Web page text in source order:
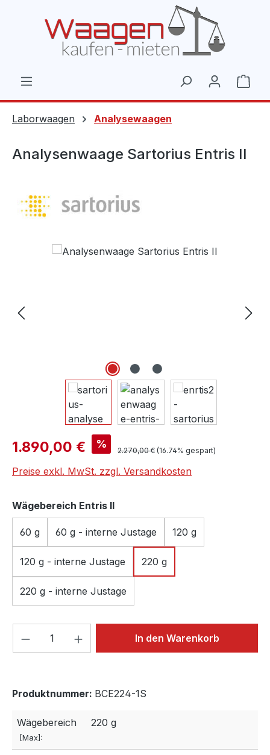
Laborwaagen Analysewaagen
Analysenwaage Sartorius Entris II
Bildergalerie überspringen
Verkaufspreis:
1.890,00 € % Regulärer Preis:
2.270,00 € (16.74% gespart)
Preise exkl. MwSt. zzgl. Versandkosten
Wägebereich Entris IIauswählen
60 g 60 g - interne Justage 120 g
120 g - interne Justage 220 g
220 g - interne Justage
Produkt Anzahl: Gib denIn den Warenkorb
Produktnummer: BCE224-1S
Wägebereich
[Max]:
220 g